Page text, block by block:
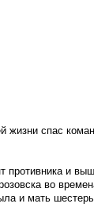
жизни спас
противника и
во
и мать